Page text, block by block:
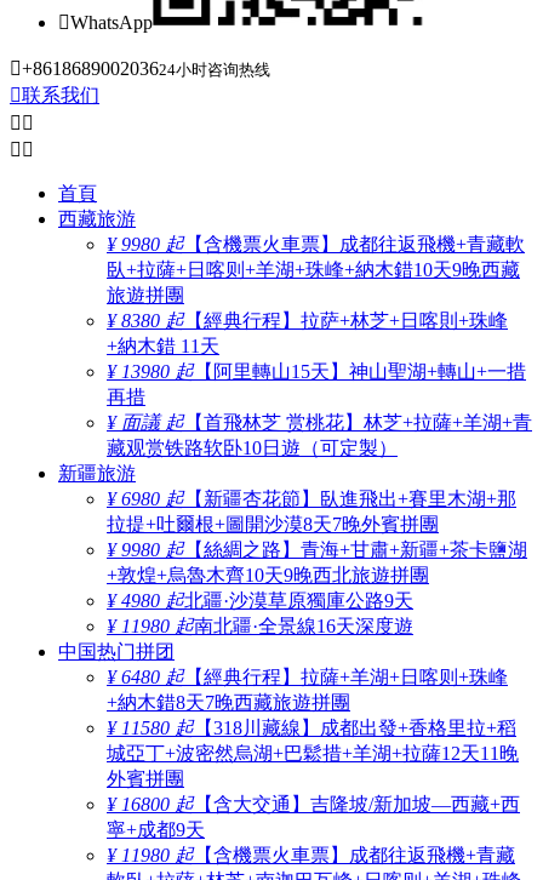
WhatsApp
+861868900203624小时咨询热线
联系我们
 
 
首頁
西藏旅游
¥ 9980 起【含機票火車票】成都往返飛機+青藏軟
臥+拉薩+日喀则+羊湖+珠峰+納木錯10天9晚西藏
旅遊拼團
¥ 8380 起【經典行程】拉萨+林芝+日喀則+珠峰
+納木錯 11天
¥ 13980 起【阿里轉山15天】神山聖湖+轉山+一措
再措
¥ 面議 起【首飛林芝 赏桃花】林芝+拉薩+羊湖+青
藏观赏铁路软卧10日遊（可定製）
新疆旅游
¥ 6980 起【新疆杏花節】臥進飛出+賽里木湖+那
拉提+吐爾根+圖開沙漠8天7晚外賓拼團
¥ 9980 起【絲綢之路】青海+甘肅+新疆+茶卡鹽湖
+敦煌+烏魯木齊10天9晚西北旅遊拼團
¥ 4980 起北疆·沙漠草原獨庫公路9天
¥ 11980 起南北疆·全景線16天深度遊
中国热门拼团
¥ 6480 起【經典行程】拉薩+羊湖+日喀则+珠峰
+納木錯8天7晚西藏旅遊拼團
¥ 11580 起【318川藏線】成都出發+香格里拉+稻
城亞丁+波密然烏湖+巴鬆措+羊湖+拉薩12天11晚
外賓拼團
¥ 16800 起【含大交通】吉隆坡/新加坡—西藏+西
寧+成都9天
¥ 11980 起【含機票火車票】成都往返飛機+青藏